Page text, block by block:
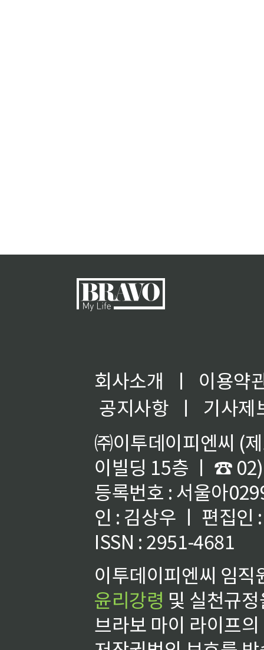
회사소개 ㅣ
이용약
공지사항
ㅣ
기사제
㈜이투데이피엔씨 (
이빌딩 15층 ㅣ ☎
등록번호 : 서울아
인 : 김상우 ㅣ 편집인
ISSN : 2951-4681
이투데이피엔씨 임
윤리강령 및 실천규
브라보 마이 라이프